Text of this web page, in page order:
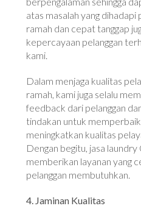
atas masalah yang dihadapi
ramah dan cepat tanggap
kepercayaan pelanggan
kami.
Dalam menjaga kualitas
ramah, kami juga selalu
feedback dari pelanggan
tindakan untuk
meningkatkan kualitas
Dengan begitu, jasa
memberikan layanan yang
pelanggan membutuhkan.
4. Jaminan Kualitas